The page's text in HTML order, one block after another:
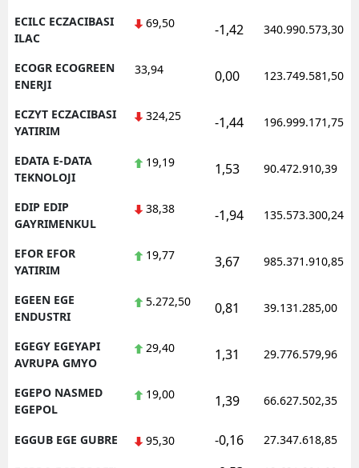
ECILC ECZACIBASI
ILAC
69,50 -1,42 340.990.573,30
ECOGR ECOGREEN
ENERJI
33,94 0,00 123.749.581,50
ECZYT ECZACIBASI
YATIRIM
324,25 -1,44 196.999.171,75
EDATA E-DATA
TEKNOLOJI
19,19 1,53 90.472.910,39
EDIP EDIP
GAYRIMENKUL
38,38 -1,94 135.573.300,24
EFOR EFOR
YATIRIM
19,77 3,67 985.371.910,85
EGEEN EGE
ENDUSTRI
5.272,50 0,81 39.131.285,00
EGEGY EGEYAPI
AVRUPA GMYO
29,40 1,31 29.776.579,96
EGEPO NASMED
EGEPOL
19,00 1,39 66.627.502,35
EGGUB EGE GUBRE 95,30 -0,16 27.347.618,85